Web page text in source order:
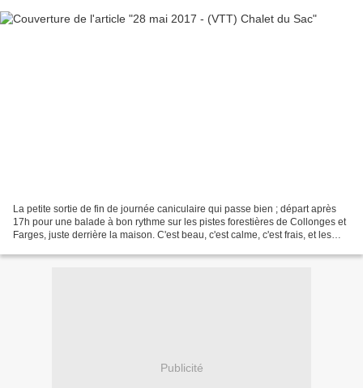
La petite sortie de fin de journée caniculaire qui passe bien ; départ après
17h pour une balade à bon rythme sur les pistes forestières de Collonges et
Farges, juste derrière la maison. C'est beau, c'est calme, c'est frais, et les
Publicité